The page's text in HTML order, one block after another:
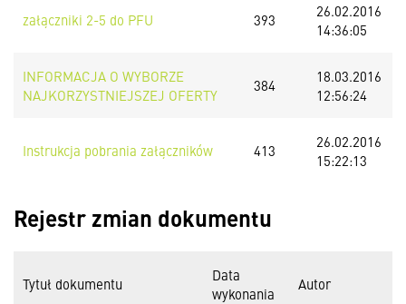
załączniki 2-5 do PFU 393
26.02.2016
14:36:05
INFORMACJA O WYBORZE
NAJKORZYSTNIEJSZEJ OFERTY
384
18.03.2016
12:56:24
Instrukcja pobrania załączników 413
26.02.2016
15:22:13
Rejestr zmian dokumentu
Tytuł dokumentu
Data
wykonania
Autor